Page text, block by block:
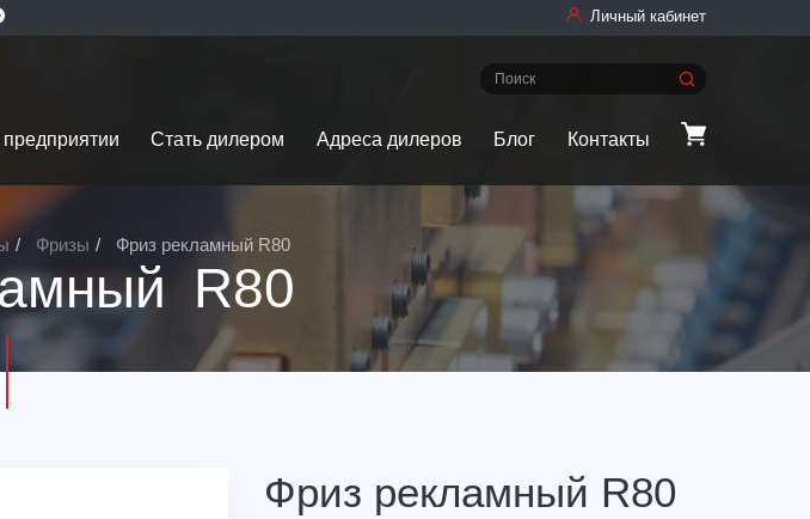
Личный кабинет
Стать дилером Адреса дилеров Блог Контакты
Фризы Фриз рекламный R80
R80
Фриз рекламный R80